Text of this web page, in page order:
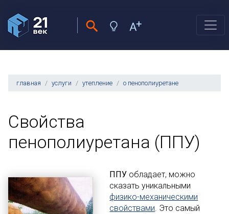
главная услуги утепление о пенополиуретане
Свойства
пенополиуретана (ППУ)
ППУ обладает, можно
сказать уникальными
физико-механическими
свойствами. Это самый